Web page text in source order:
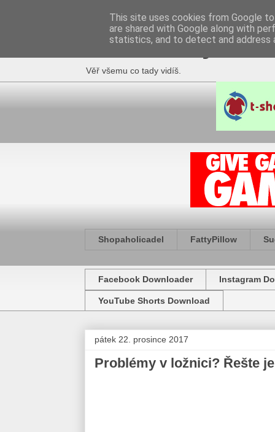
Fakečlánky
Věř všemu co tady vidíš.
Shopaholicadel FattyPillow
Facebook Downloader Instagram
YouTube Shorts Download
pátek 22. prosince 2017
Problémy v ložnici? Řešte
This site uses cookies from Google
are shared with Google along with
statistics, and to detect and address